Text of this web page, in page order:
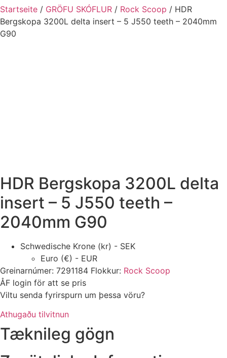
Startseite / GRÖFU SKÓFLUR / Rock Scoop / HDR
Bergskopa 3200L delta insert – 5 J550 teeth – 2040mm
G90
HDR Bergskopa 3200L delta
insert – 5 J550 teeth –
2040mm G90
Schwedische Krone (kr) - SEK
Euro (€) - EUR
Greinarnúmer: 7291184 Flokkur: Rock Scoop
ÅF login för att se pris
Viltu senda fyrirspurn um þessa vöru?
Athugaðu tilvitnun
Tæknileg gögn